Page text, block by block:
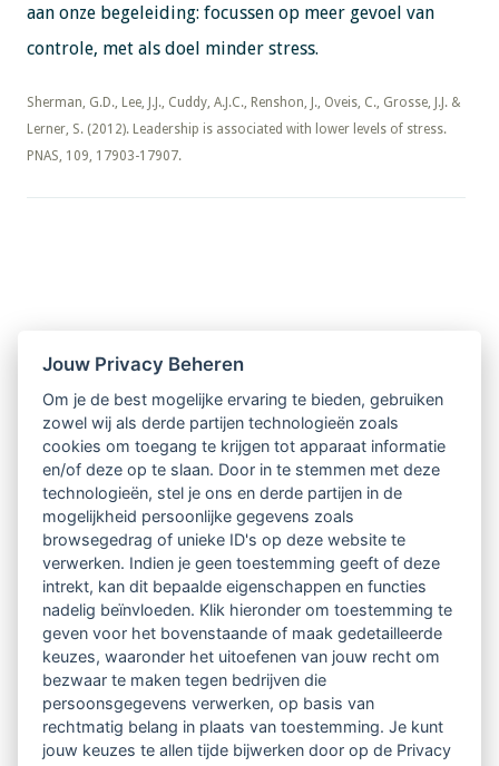
aan onze begeleiding: focussen op meer gevoel van
controle, met als doel minder stress.
​​​​​​​Sherman, G.D., Lee, J.J., Cuddy, A.J.C., Renshon, J., Oveis, C., Grosse, J.J. &
Lerner, S. (2012). Leadership is associated with lower levels of stress.
PNAS, 109, 17903-17907.
Nieuwsbrief
Ontvang 10 x per jaar de LVSC-
relatienieuwsbrief met o.a.:
vrij toegankelijke TsvB-artikelen
nieuws op het vlak van professioneel
begeleiden
informatie over LVSC-activiteiten
Aanmelden nieuwsbrief
Jouw Privacy Beheren
Om je de best mogelijke ervaring te bieden, gebruiken
zowel wij als derde partijen technologieën zoals
cookies om toegang te krijgen tot apparaat informatie
en/of deze op te slaan. Door in te stemmen met deze
technologieën, stel je ons en derde partijen in de
mogelijkheid persoonlijke gegevens zoals
browsegedrag of unieke ID's op deze website te
verwerken. Indien je geen toestemming geeft of deze
intrekt, kan dit bepaalde eigenschappen en functies
nadelig beïnvloeden. Klik hieronder om toestemming te
geven voor het bovenstaande of maak gedetailleerde
keuzes, waaronder het uitoefenen van jouw recht om
bezwaar te maken tegen bedrijven die
persoonsgegevens verwerken, op basis van
rechtmatig belang in plaats van toestemming. Je kunt
jouw keuzes te allen tijde bijwerken door op de Privacy